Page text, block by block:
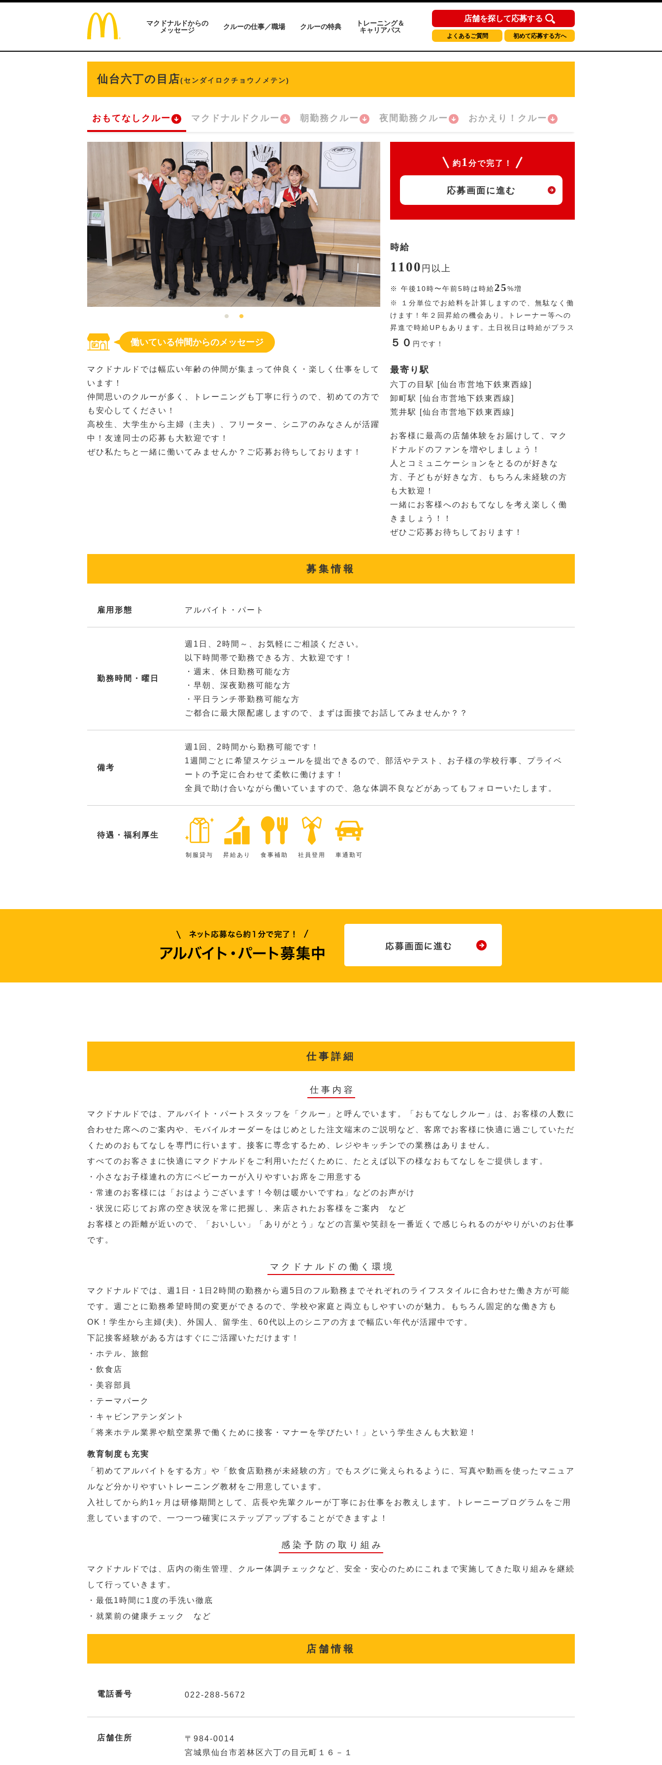
マクドナルドからの
メッセージ
クルーの仕事／職場 クルーの特典
トレーニング＆
キャリアパス
店舗を探して応募する
よくあるご質問 初めて応募する方へ
仙台六丁の目店(センダイロクチョウノメテン)
おもてなしクルー マクドナルドクルー 朝勤務クルー 夜間勤務クルー おかえり！クルー
働いている仲間からのメッセージ
マクドナルドでは幅広い年齢の仲間が集まって仲良く・楽しく仕事をして
います！
仲間思いのクルーが多く、トレーニングも丁寧に行うので、初めての方で
も安心してください！
高校生、大学生から主婦（主夫）、フリーター、シニアのみなさんが活躍
中！友達同士の応募も大歓迎です！
ぜひ私たちと一緒に働いてみませんか？ご応募お待ちしております！
約 1 分で完了！
応募画面に進む
時給
1100 円 以上
※ 午後10時〜午前5時は時給25%増
※
１分単位でお給料を計算しますので、無駄なく働
けます！年２回昇給の機会あり。トレーナー等への
昇進で時給UPもあります。土日祝日は時給がプラス
５０ 円 です！
最寄り駅
六丁の目駅 [仙台市営地下鉄東西線]
卸町駅 [仙台市営地下鉄東西線]
荒井駅 [仙台市営地下鉄東西線]
お客様に最高の店舗体験をお届けして、マク
ドナルドのファンを増やしましょう！
人とコミュニケーションをとるのが好きな
方、子どもが好きな方、もちろん未経験の方
も大歓迎！
一緒にお客様へのおもてなしを考え楽しく働
きましょう！！
ぜひご応募お待ちしております！
募集情報
雇用形態 アルバイト・パート
勤務時間・曜日
週1日、2時間～、お気軽にご相談ください。
以下時間帯で勤務できる方、大歓迎です！
・週末、休日勤務可能な方
・早朝、深夜勤務可能な方
・平日ランチ帯勤務可能な方
ご都合に最大限配慮しますので、まずは面接でお話してみませんか？？
備考
週1回、2時間から勤務可能です！
1週間ごとに希望スケジュールを提出できるので、部活やテスト、お子様の学校行事、プライベ
ートの予定に合わせて柔軟に働けます！
全員で助け合いながら働いていますので、急な体調不良などがあってもフォローいたします。
待遇・福利厚生
制服貸与 昇給あり 食事補助 社員登用 車通勤可
仕事詳細
仕事内容
マクドナルドでは、アルバイト・パートスタッフを「クルー」と呼んでいます。「おもてなしクルー」は、お客様の人数に
合わせた席へのご案内や、モバイルオーダーをはじめとした注文端末のご説明など、客席でお客様に快適に過ごしていただ
くためのおもてなしを専門に行います。接客に専念するため、レジやキッチンでの業務はありません。
すべてのお客さまに快適にマクドナルドをご利用いただくために、たとえば以下の様なおもてなしをご提供します。
・小さなお子様連れの方にベビーカーが入りやすいお席をご用意する
・常連のお客様には「おはようございます！今朝は暖かいですね」などのお声がけ
・状況に応じてお席の空き状況を常に把握し、来店されたお客様をご案内 など
お客様との距離が近いので、「おいしい」「ありがとう」などの言葉や笑顔を一番近くで感じられるのがやりがいのお仕事
です。
マクドナルドの働く環境
マクドナルドでは、週1日・1日2時間の勤務から週5日のフル勤務までそれぞれのライフスタイルに合わせた働き方が可能
です。週ごとに勤務希望時間の変更ができるので、学校や家庭と両立もしやすいのが魅力。もちろん固定的な働き方も
OK！学生から主婦(夫)、外国人、留学生、60代以上のシニアの方まで幅広い年代が活躍中です。
下記接客経験がある方はすぐにご活躍いただけます！
・ホテル、旅館
・飲食店
・美容部員
・テーマパーク
・キャビンアテンダント
「将来ホテル業界や航空業界で働くために接客・マナーを学びたい！」という学生さんも大歓迎！
教育制度も充実
「初めてアルバイトをする方」や「飲食店勤務が未経験の方」でもスグに覚えられるように、写真や動画を使ったマニュア
ルなど分かりやすいトレーニング教材をご用意しています。
入社してから約1ヶ月は研修期間として、店長や先輩クルーが丁寧にお仕事をお教えします。トレーニープログラムをご用
意していますので、一つ一つ確実にステップアップすることができますよ！
感染予防の取り組み
マクドナルドでは、店内の衛生管理、クルー体調チェックなど、安全・安心のためにこれまで実施してきた取り組みを継続
して行っていきます。
・最低1時間に1度の手洗い徹底
・就業前の健康チェック など
店舗情報
電話番号 022-288-5672
店舗住所
〒984-0014
宮城県仙台市若林区六丁の目元町１６－１